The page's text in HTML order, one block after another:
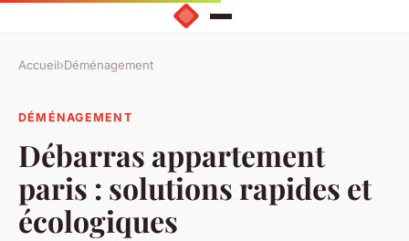
Accueil›Déménagement
DÉMÉNAGEMENT
Débarras appartement
paris : solutions rapides et
écologiques